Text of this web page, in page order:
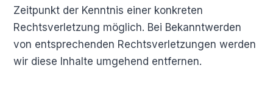
Zeitpunkt der Kenntnis einer konkreten
Rechtsverletzung möglich. Bei Bekanntwerden
von entsprechenden Rechtsverletzungen werden
wir diese Inhalte umgehend entfernen.